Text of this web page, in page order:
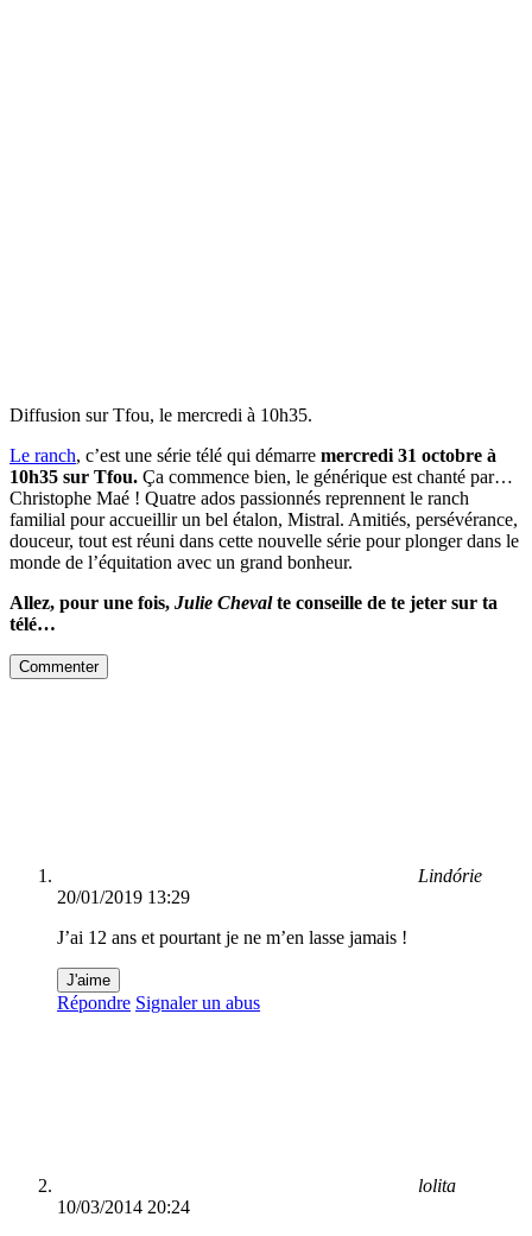
Diffusion sur Tfou, le mercredi à 10h35.
Le ranch, c’est une série télé qui démarre mercredi 31 octobre à
10h35 sur Tfou. Ça commence bien, le générique est chanté par…
Christophe Maé ! Quatre ados passionnés reprennent le ranch
familial pour accueillir un bel étalon, Mistral. Amitiés, persévérance,
douceur, tout est réuni dans cette nouvelle série pour plonger dans le
monde de l’équitation avec un grand bonheur.
Allez, pour une fois, Julie Chevalte conseille de te jeter sur ta
télé…
Commenter
Lindórie
20/01/2019 13:29
J’ai 12 ans et pourtant je ne m’en lasse jamais !
J'aime
Répondre Signaler un abus
lolita
10/03/2014 20:24